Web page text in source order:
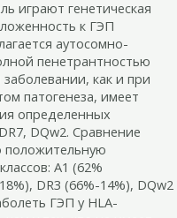
играют генетическая
к ГЭП
аутосомно-
пенетрантностью
как и при
патогенеза, имеет
определенных
DQw2. Сравнение
положительную
А1 (62%
DR3 (66%-14%), DQw2
ГЭП у HLA-